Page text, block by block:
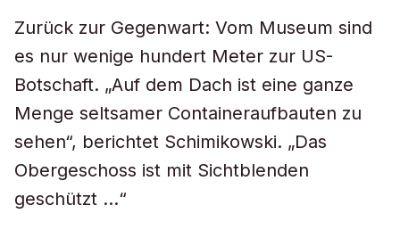
Zurück zur Gegenwart: Vom Museum sind
es nur wenige hundert Meter zur US-
Botschaft. „Auf dem Dach ist eine ganze
Menge seltsamer Containeraufbauten zu
sehen“, berichtet Schimikowski. „Das
Obergeschoss ist mit Sichtblenden
geschützt …“